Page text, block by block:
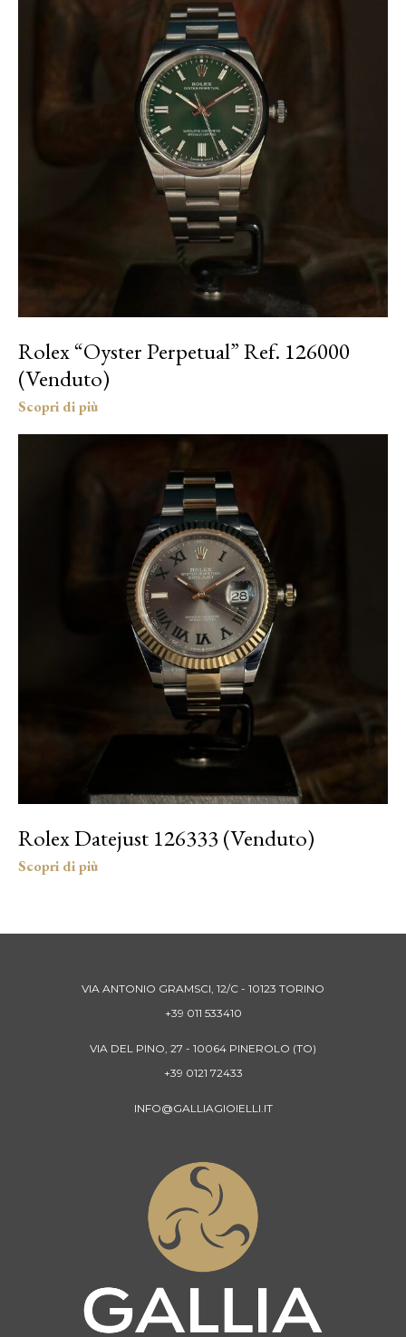
Rolex “Oyster Perpetual” Ref. 126000
(Venduto)
Rolex Datejust 126333 (Venduto)
VIA ANTONIO GRAMSCI, 12/C - 10123 TORINO
+39 011 533410
VIA DEL PINO, 27 - 10064 PINEROLO (TO)
+39 0121 72433
INFO@GALLIAGIOIELLI.IT